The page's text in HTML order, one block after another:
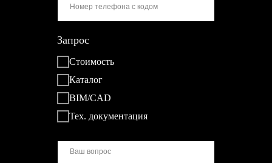
Запрос
Стоимость
Каталог
BIM/CAD
Тех. документация